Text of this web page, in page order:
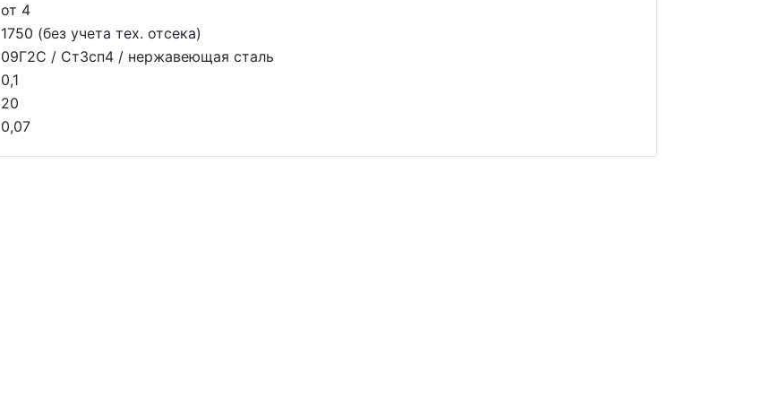
от 4
1750 (без учета тех. отсека)
09Г2С / Ст3сп4 / нержавеющая сталь
0,1
20
0,07